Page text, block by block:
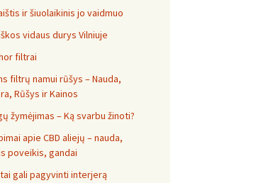
ir šiuolaikinis jo vaidmuo
vidaus durys Vilniuje
filtrai
filtrų namui rūšys – Nauda,
Rūšys ir Kainos
žymėjimas – Ką svarbu žinoti?
apie CBD aliejų – nauda,
poveikis, gandai
gali pagyvinti interjerą